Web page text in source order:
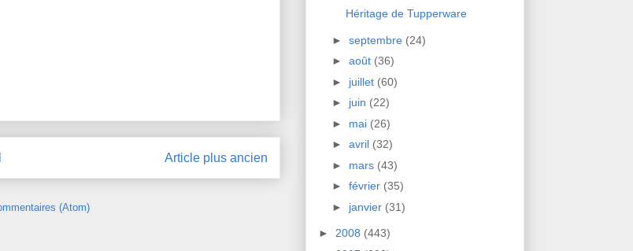
Article plus ancien
(Atom)
Héritage de Tupperware
► septembre (24)
► août (36)
► juillet (60)
► juin (22)
► mai (26)
► avril (32)
► mars (43)
► février (35)
► janvier (31)
► 2008 (443)